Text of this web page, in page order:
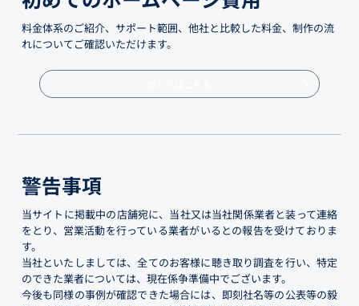
料金体系のご紹介、サポート範囲、他社と比較した料金、制作の流
れについてご確認いただけます。
警告事項
当サイトに掲載中の店舗宛に、当社又は当社関係業者と装って連絡
をとり、営業活動を行っている業者がいるとの報告を受けておりま
す。
当社といたしましては、全てのお客様に聴き取り調査を行い、特定
のできた業者については、現在係争準備中でございます。
今後も同様の事例が確認できた場合には、即刻社名等の公表等の毅